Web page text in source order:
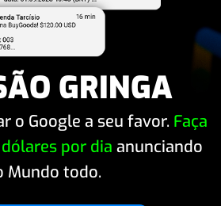
GRINGA
o Google a seu favor. Faça
por dia anunciando
Mundo todo.